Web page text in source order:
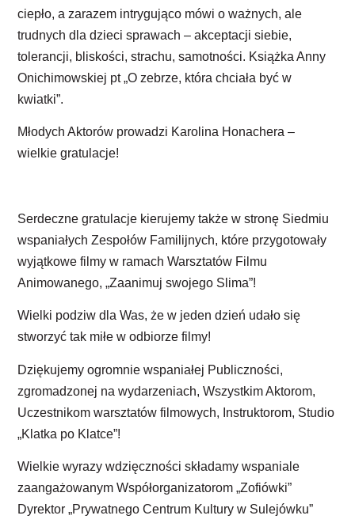
ciepło, a zarazem intrygująco mówi o ważnych, ale
trudnych dla dzieci sprawach – akceptacji siebie,
tolerancji, bliskości, strachu, samotności. Książka Anny
Onichimowskiej pt „O zebrze, która chciała być w
kwiatki”.
Młodych Aktorów prowadzi Karolina Honachera –
wielkie gratulacje!
Serdeczne gratulacje kierujemy także w stronę Siedmiu
wspaniałych Zespołów Familijnych, które przygotowały
wyjątkowe filmy w ramach Warsztatów Filmu
Animowanego, „Zaanimuj swojego Slima”!
Wielki podziw dla Was, że w jeden dzień udało się
stworzyć tak miłe w odbiorze filmy!
Dziękujemy ogromnie wspaniałej Publiczności,
zgromadzonej na wydarzeniach, Wszystkim Aktorom,
Uczestnikom warsztatów filmowych, Instruktorom, Studio
„Klatka po Klatce”!
Wielkie wyrazy wdzięczności składamy wspaniale
zaangażowanym Współorganizatorom „Zofiówki”
Dyrektor „Prywatnego Centrum Kultury w Sulejówku”